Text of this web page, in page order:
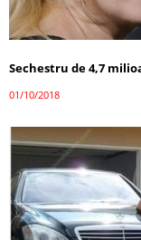
Sechestru de 4,7
01/10/2018